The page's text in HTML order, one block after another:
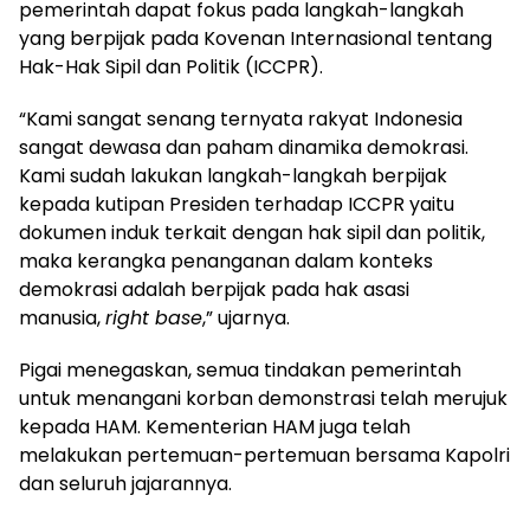
pemerintah dapat fokus pada langkah-langkah
yang berpijak pada Kovenan Internasional tentang
Hak-Hak Sipil dan Politik (ICCPR).
“Kami sangat senang ternyata rakyat Indonesia
sangat dewasa dan paham dinamika demokrasi.
Kami sudah lakukan langkah-langkah berpijak
kepada kutipan Presiden terhadap ICCPR yaitu
dokumen induk terkait dengan hak sipil dan politik,
maka kerangka penanganan dalam konteks
demokrasi adalah berpijak pada hak asasi
manusia,right base,” ujarnya.
Pigai menegaskan, semua tindakan pemerintah
untuk menangani korban demonstrasi telah merujuk
kepada HAM. Kementerian HAM juga telah
melakukan pertemuan-pertemuan bersama Kapolri
dan seluruh jajarannya.